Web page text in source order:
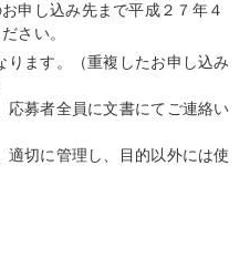
申し込み先まで平成２７年４
さい。
ります。（重複したお申し込み
応募者全員に文書にてご連絡い
適切に管理し、目的以外には使